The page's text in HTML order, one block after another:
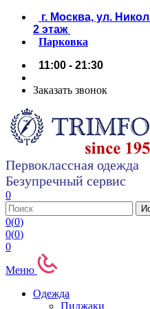
г. Москва, ул.
2 этаж
Парковка
11:00 - 21:30
Заказать звонок
Первоклассная одежда
Безупречный сервис
0
0(0)
0(0)
0
Меню
Одежда
Пиджаки